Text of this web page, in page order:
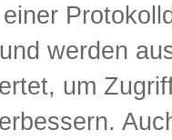
werden
um